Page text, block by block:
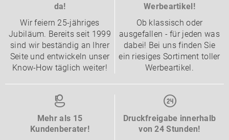
da!
Wir feiern 25-jähriges
Jubiläum. Bereits seit 1999
sind wir beständig an Ihrer
Seite und entwickeln unser
Know-How täglich weiter!
Werbeartikel!
Ob klassisch oder
ausgefallen - für jeden was
dabei! Bei uns finden Sie
ein riesiges Sortiment toller
Werbeartikel.
Mehr als 15
Kundenberater!
Druckfreigabe innerhalb
von 24 Stunden!